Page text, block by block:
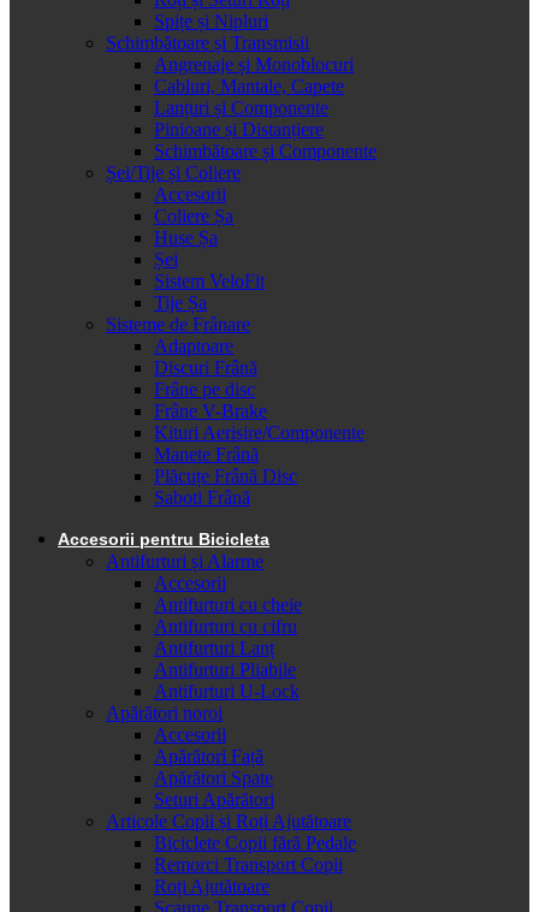
Spițe și Nipluri
Schimbătoare și Transmisii
Angrenaje și Monoblocuri
Cabluri, Mantale, Capete
Lanțuri și Componente
Pinioane și Distanțiere
Schimbătoare și Componente
Șei/Tije și Coliere
Accesorii
Coliere Șa
Huse Șa
Șei
Sistem VeloFit
Tije Șa
Sisteme de Frânare
Adaptoare
Discuri Frână
Frâne pe disc
Frâne V-Brake
Kituri Aerisire/Componente
Manete Frână
Plăcuțe Frână Disc
Saboti Frână
Accesorii pentru Bicicleta
Antifurturi și Alarme
Accesorii
Antifurturi cu cheie
Antifurturi cu cifru
Antifurturi Lanț
Antifurturi Pliabile
Antifurturi U-Lock
Apărători noroi
Accesorii
Apărători Față
Apărători Spate
Seturi Apărători
Articole Copii și Roți Ajutătoare
Biciclete Copii fără Pedale
Remorci Transport Copii
Roți Ajutătoare
Scaune Transport Copii